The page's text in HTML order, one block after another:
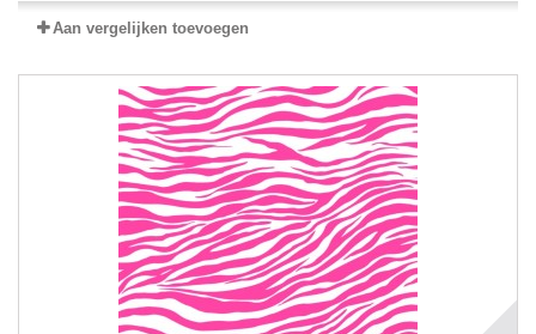
Aan vergelijken toevoegen